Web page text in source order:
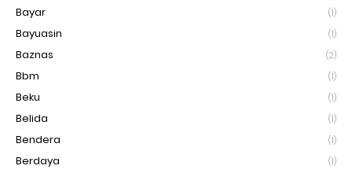
Bayar (1)
Bayuasin (1)
Baznas (2)
Bbm (1)
Beku (1)
Belida (1)
Bendera (1)
Berdaya (1)